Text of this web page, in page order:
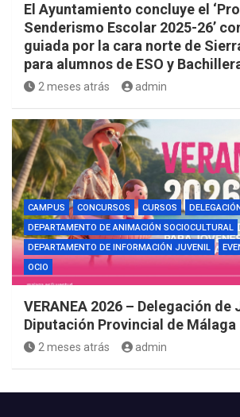
El Ayuntamiento concluye el
Senderismo Escolar 2025-26’
guiada por la cara norte de
para alumnos de ESO y
2 meses atrás admin
CAMPUS CONCURSOS CURSOS
DEPARTAMENTO DE ANIMACIÓN SOCIOCULTURAL
DEPARTAMENTO DE INFORMACIÓN JUVENIL
OCIO
VERANEA 2026 – Delegación de
Diputación Provincial de Málaga
2 meses atrás admin